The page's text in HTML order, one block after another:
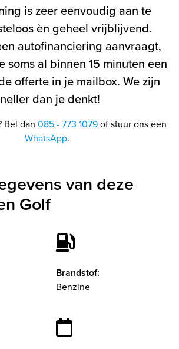
is zeer eenvoudig aan te
èn geheel vrijblijvend.
autofinanciering aanvraagt,
soms al binnen 15 minuten een
offerte in je mailbox. We zijn
dan je denkt!
Bel dan 085 - 773 1079of stuur ons een
WhatsApp.
van deze
Golf
Brandstof:
Benzine